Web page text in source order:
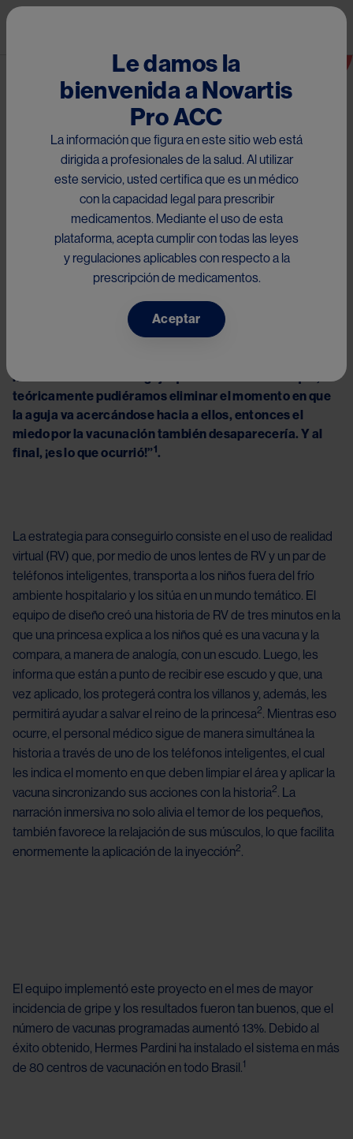
Pasar al contenido principal
miedo a las vacunas
Ruta de navegación
Hermes Pardini, la cadena de farmacia y centros de
vacunación más grandes de Brasil, en alianza con los estudios
de diseño VZLAB y Lobo, decidieron atender este
inconveniente y así crearon el proyecto “
VR Vaccine
Luiz Evandro, director de VZLAB y Lobo, explica:
niños temen más a la aguja que al dolor en sí. Así que, si
teóricamente pudiéramos eliminar el momento en que
la aguja va acercándose hacia a ellos, entonces el
miedo por la vacunación también desaparecería. Y al
final, ¡es lo que ocurrió!”1 .
La estrategia para conseguirlo consiste en el uso de realidad
virtual (RV) que, por medio de unos lentes de RV y un par de
teléfonos inteligentes, transporta a los niños fuera del frío
ambiente hospitalario y los sitúa en un mundo temático. El
equipo de diseño creó una historia de RV de tres minutos en la
que una princesa explica a los niños qué es una vacuna y la
compara, a manera de analogía, con un escudo. Luego, les
informa que están a punto de recibir ese escudo y que, una
vez aplicado, los protegerá contra los villanos y, además, les
permitirá ayudar a salvar el reino de la princesa2. Mientras eso
ocurre, el personal médico sigue de manera simultánea la
historia a través de uno de los teléfonos inteligentes, el cual
les indica el momento en que deben limpiar el área y aplicar la
vacuna sincronizando sus acciones con la historia2. La
narración inmersiva no solo alivia el temor de los pequeños,
también favorece la relajación de sus músculos, lo que facilita
enormemente la aplicación de la inyección2.
El equipo implementó este proyecto en el mes de mayor
incidencia de gripe y los resultados fueron tan buenos, que el
número de vacunas programadas aumentó 13%. Debido al
éxito obtenido, Hermes Pardini ha instalado el sistema en más
de 80 centros de vacunación en todo Brasil.1
Le damos la
bienvenida a Novartis
Pro ACC
La información que figura en este sitio web está
dirigida a profesionales de la salud. Al utilizar
este servicio, usted certifica que es un médico
con la capacidad legal para prescribir
medicamentos. Mediante el uso de esta
plataforma, acepta cumplir con todas las leyes
y regulaciones aplicables con respecto a la
prescripción de medicamentos.
Aceptar